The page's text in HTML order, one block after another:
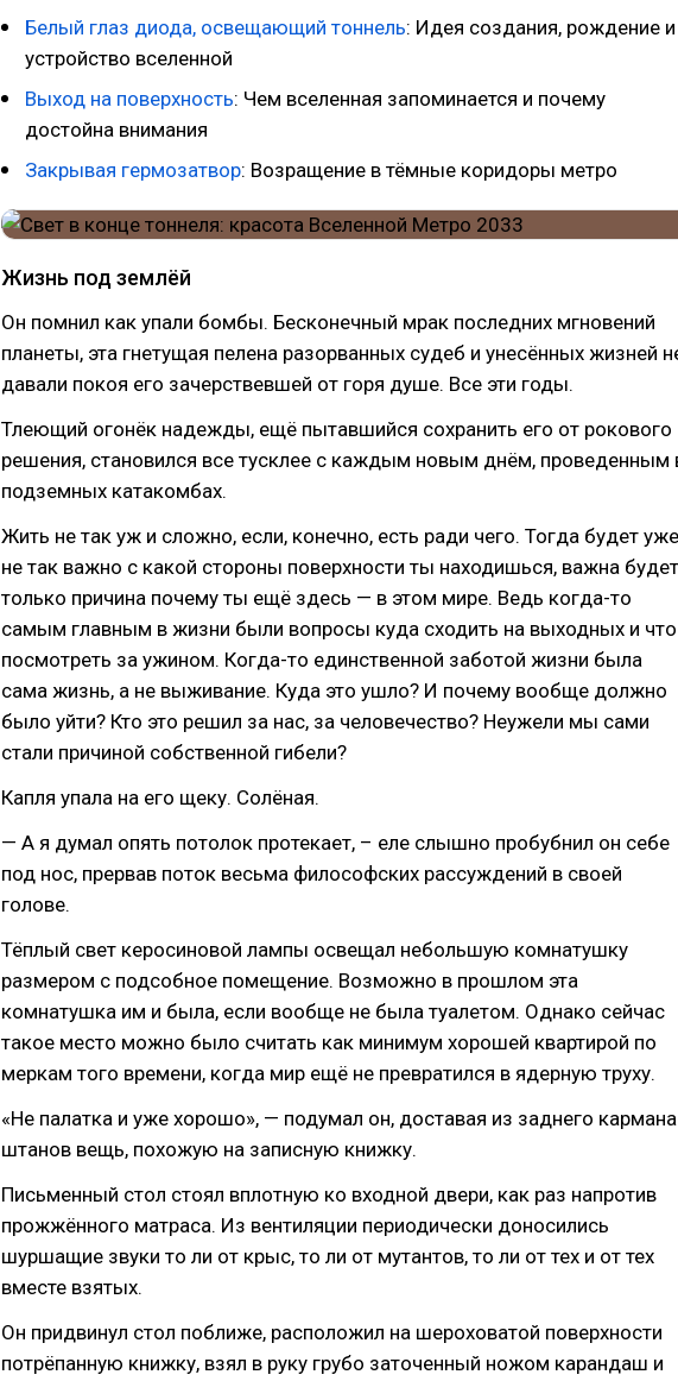
Белый глаз диода, освещающий тоннель: Идея создания, рождение и
устройство вселенной
Выход на поверхность: Чем вселенная запоминается и почему
достойна внимания
Закрывая гермозатвор: Возращение в тёмные коридоры метро
Жизнь под землёй
Он помнил как упали бомбы. Бесконечный мрак последних мгновений
планеты, эта гнетущая пелена разорванных судеб и унесённых жизней
давали покоя его зачерствевшей от горя душе. Все эти годы.
Тлеющий огонёк надежды, ещё пытавшийся сохранить его от рокового
решения, становился все тусклее с каждым новым днём, проведенным
подземных катакомбах.
Жить не так уж и сложно, если, конечно, есть ради чего. Тогда будет уже
не так важно с какой стороны поверхности ты находишься, важна будет
только причина почему ты ещё здесь — в этом мире. Ведь когда-то
самым главным в жизни были вопросы куда сходить на выходных и что
посмотреть за ужином. Когда-то единственной заботой жизни была
сама жизнь, а не выживание. Куда это ушло? И почему вообще должно
было уйти? Кто это решил за нас, за человечество? Неужели мы сами
стали причиной собственной гибели?
Капля упала на его щеку. Солёная.
— А я думал опять потолок протекает, – еле слышно пробубнил он себе
под нос, прервав поток весьма философских рассуждений в своей
голове.
Тёплый свет керосиновой лампы освещал небольшую комнатушку
размером с подсобное помещение. Возможно в прошлом эта
комнатушка им и была, если вообще не была туалетом. Однако сейчас
такое место можно было считать как минимум хорошей квартирой по
меркам того времени, когда мир ещё не превратился в ядерную труху.
«Не палатка и уже хорошо», — подумал он, доставая из заднего кармана
штанов вещь, похожую на записную книжку.
Письменный стол стоял вплотную ко входной двери, как раз напротив
прожжённого матраса. Из вентиляции периодически доносились
шуршащие звуки то ли от крыс, то ли от мутантов, то ли от тех и от тех
вместе взятых.
Он придвинул стол поближе, расположил на шероховатой поверхности
потрёпанную книжку, взял в руку грубо заточенный ножом карандаш и